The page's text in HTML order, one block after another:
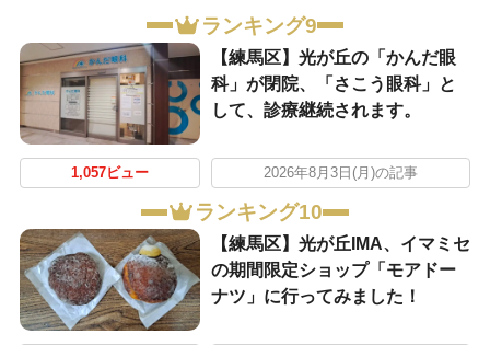
ランキング9
【練馬区】光が丘の「かんだ眼
科」が閉院、「さこう眼科」と
して、診療継続されます。
1,057ビュー 2026年8月3日(月)の記事
ランキング10
【練馬区】光が丘IMA、イマミセ
の期間限定ショップ「モアドー
ナツ」に行ってみました！